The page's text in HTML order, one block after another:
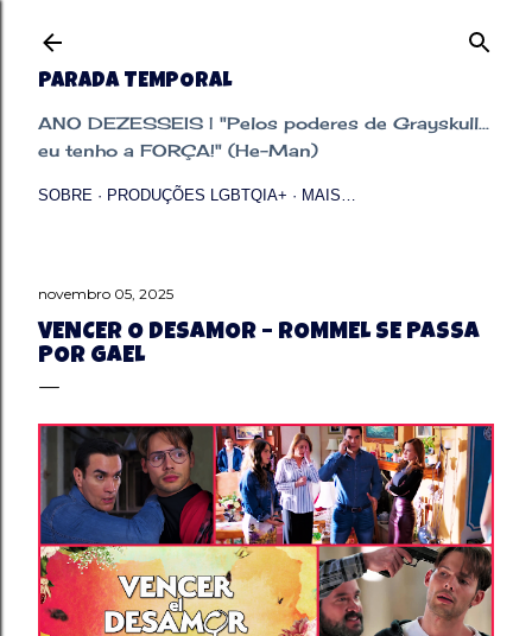
PARADA TEMPORAL
ANO DEZESSEIS | "Pelos poderes de Grayskull...
eu tenho a FORÇA!" (He-Man)
SOBRE PRODUÇÕES LGBTQIA+ MAIS…
novembro 05, 2025
VENCER O DESAMOR – ROMMEL SE PASSA
POR GAEL